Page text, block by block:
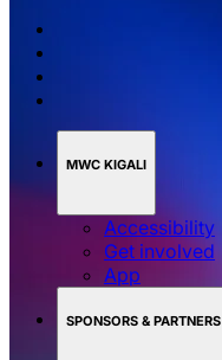
MWC KIGALI
Accessibility
Get involved
App
SPONSORS & PARTNERS